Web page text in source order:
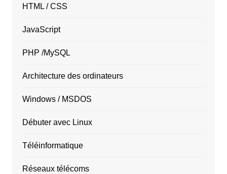
HTML / CSS
JavaScript
PHP /MySQL
Architecture des ordinateurs
Windows / MSDOS
Débuter avec Linux
Téléinformatique
Réseaux télécoms